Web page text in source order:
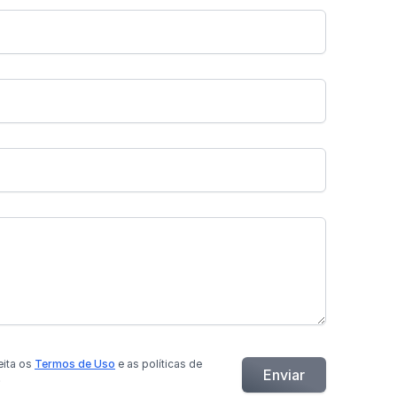
os Termos de Uso e as políticas de
Enviar